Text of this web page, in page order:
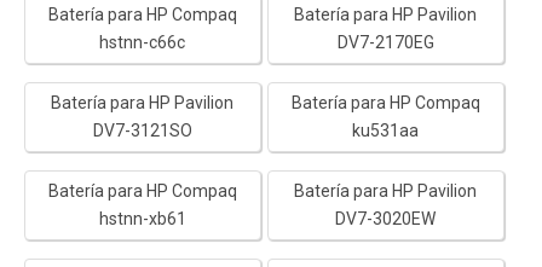
Batería para HP Compaq
hstnn-c66c
Batería para HP Pavilion
DV7-2170EG
Batería para HP Pavilion
DV7-3121SO
Batería para HP Compaq
ku531aa
Batería para HP Compaq
hstnn-xb61
Batería para HP Pavilion
DV7-3020EW